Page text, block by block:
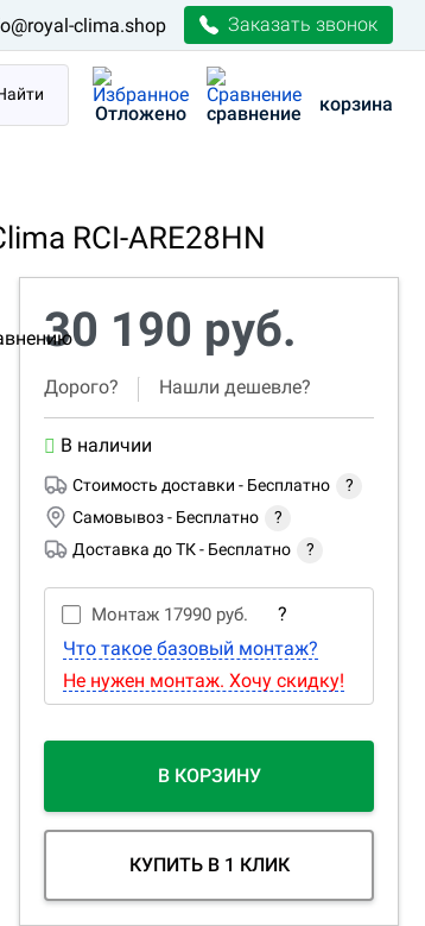
clima.shop Заказать звонок
Отложено сравнение корзина
RCI-ARE28HN
30 190 руб.
Дорого? Нашли дешевле?
В наличии
Стоимость доставки - Бесплатно
?
Самовывоз - Бесплатно
?
Доставка до ТК - Бесплатно ?
Монтаж 17990 руб.
?
Что такое базовый монтаж?
Не нужен монтаж. Хочу скидку!
В КОРЗИНУ
КУПИТЬ В 1 КЛИК